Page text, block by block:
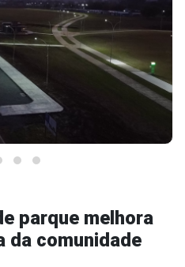
parque melhora
da comunidade